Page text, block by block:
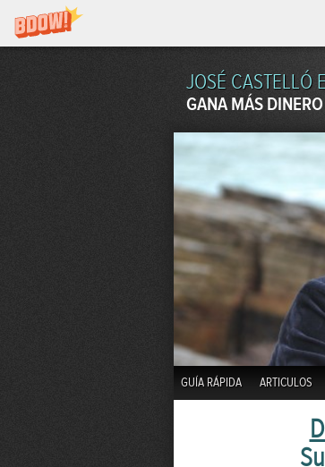
JOSÉ CASTELLÓ
GANA MÁS
GUÍA RÁPIDA ARTICULOS